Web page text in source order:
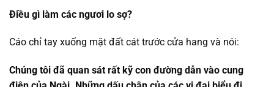
Điều gì làm các ngươi lo sợ?
Cáo chỉ tay xuống mặt đất cát trước cửa hang và nói:
Chúng tôi đã quan sát rất kỹ con đường dẫn vào cung